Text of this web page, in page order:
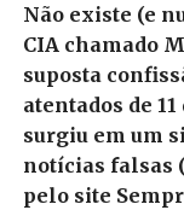
Não existe (e
CIA chamado
suposta
atentados de
surgiu em um
notícias falsas
pelo site